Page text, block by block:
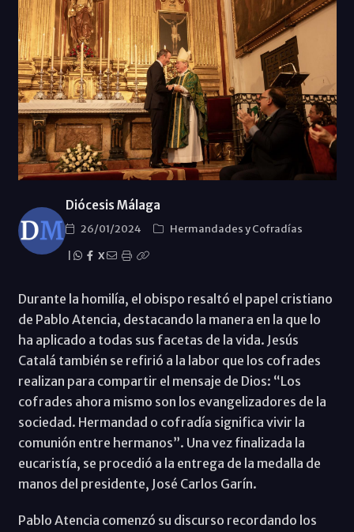
Diócesis Málaga
26/01/2024
Hermandades y Cofradías
X
Durante la homilía, el obispo resaltó el papel cristiano
de Pablo Atencia, destacando la manera en la que lo
ha aplicado a todas sus facetas de la vida. Jesús
Catalá también se refirió a la labor que los cofrades
realizan para compartir el mensaje de Dios: “Los
cofrades ahora mismo son los evangelizadores de la
sociedad. Hermandad o cofradía significa vivir la
comunión entre hermanos”. Una vez finalizada la
eucaristía, se procedió a la entrega de la medalla de
manos del presidente, José Carlos Garín.
Pablo Atencia comenzó su discurso recordando los